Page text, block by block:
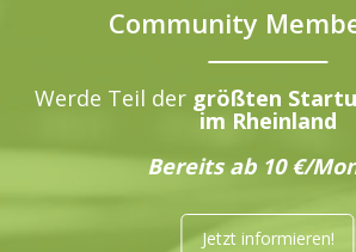
Community
Werde Teil der größten
im Rheinland
Bereits ab 10 €/
Jetzt informieren!